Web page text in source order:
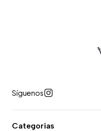
Síguenos
Categorías